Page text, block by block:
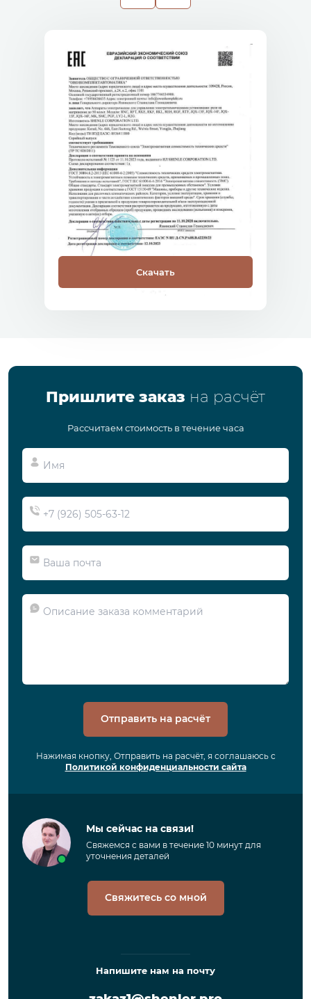
Скачать
Пришлите заказ на расчёт
Рассчитаем стоимость в течение часа
Отправить на расчёт
Нажимая кнопку, Отправить на расчёт, я соглашаюсь с
Политикой конфиденциальности сайта
Мы сейчас на связи!
Свяжемся с вами в течение 10 минут для
уточнения деталей
Свяжитесь со мной
Напишите нам на почту